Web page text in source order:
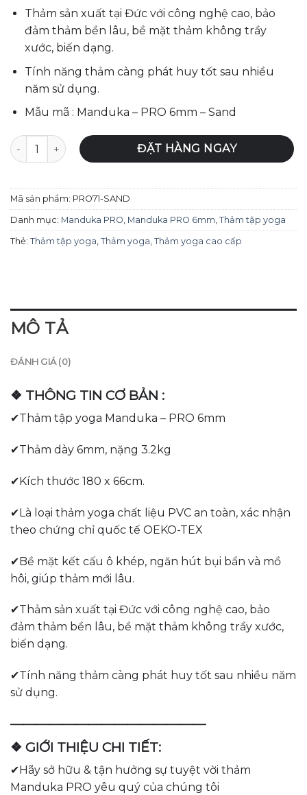
Thảm sản xuất tại Đức với công nghệ cao, bảo
đảm thảm bền lâu, bề mặt thảm không trầy
xước, biến dạng.
Tính năng thảm càng phát huy tốt sau nhiều
năm sử dụng.
Mẫu mã : Manduka – PRO 6mm – Sand
Thảm tập yoga Manduka – PRO 6mm - Sand số lượng
ĐẶT HÀNG NGAY
Mã sản phẩm: PRO71-SAND
Danh mục: Manduka PRO, Manduka PRO 6mm, Thảm tập yoga
Thẻ: Thảm tập yoga, Thảm yoga, Thảm yoga cao cấp
MÔ TẢ
ĐÁNH GIÁ (0)
❖ THÔNG TIN CƠ BẢN :
✔Thảm tập yoga Manduka – PRO 6mm
✔Thảm dày 6mm, nặng 3.2kg
✔Kích thước 180 x 66cm.
✔Là loại thảm yoga chất liệu PVC an toàn, xác nhận
theo chứng chỉ quốc tế OEKO-TEX
✔Bề mặt kết cấu ô khép, ngăn hút bụi bẩn và mồ
hôi, giúp thảm mới lâu.
✔Thảm sản xuất tại Đức với công nghệ cao, bảo
đảm thảm bền lâu, bề mặt thảm không trầy xước,
biến dạng.
✔Tính năng thảm càng phát huy tốt sau nhiều năm
sử dụng.
———————————————
❖ GIỚI THIỆU CHI TIẾT:
✔Hãy sở hữu & tận hưởng sự tuyệt vời thảm
Manduka PRO yêu quý của chúng tôi